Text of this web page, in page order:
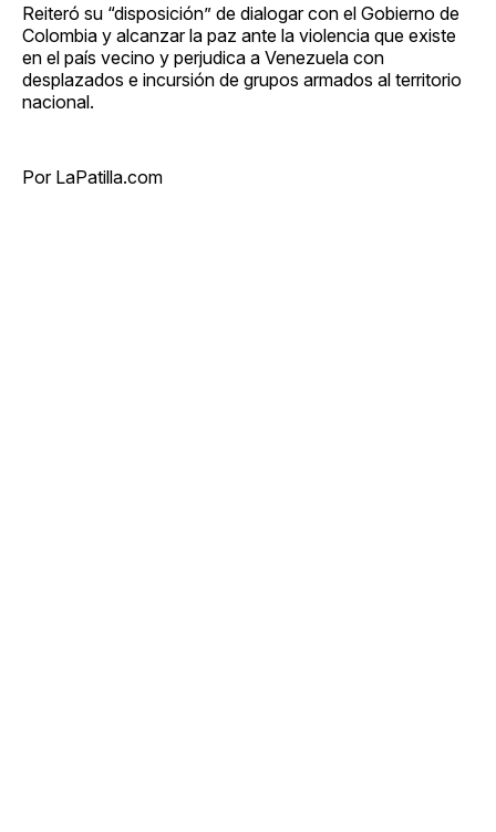
Reiteró su “disposición” de dialogar con el Gobierno de
Colombia y alcanzar la paz ante la violencia que existe
en el país vecino y perjudica a Venezuela con
desplazados e incursión de grupos armados al territorio
nacional.
Por LaPatilla.com